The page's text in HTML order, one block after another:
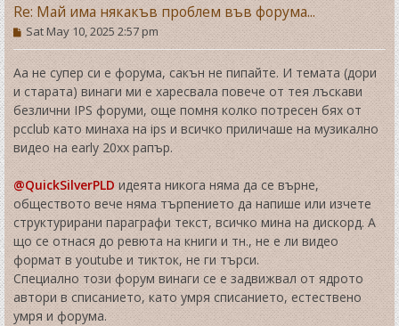
Re: Май има някакъв проблем във форума...
P
o
s
t
Sat May 10, 2025 2:57 pm
Аа не супер си е форума, сакън не пипайте. И темата (дори
и старата) винаги ми е харесвала повече от тея лъскави
безлични IPS форуми, още помня колко потресен бях от
pcclub като минаха на ips и всичко приличаше на музикално
видео на early 20xx рапър.
@QuickSilverPLDидеята никога няма да се върне,
обществото вече няма търпението да напише или изчете
структурирани параграфи текст, всичко мина на дискорд. А
що се отнася до ревюта на книги и тн., не е ли видео
формат в youtube и тикток, не ги търси.
Специално този форум винаги се е задвижвал от ядрото
автори в списанието, като умря списанието, естествено
умря и форума.